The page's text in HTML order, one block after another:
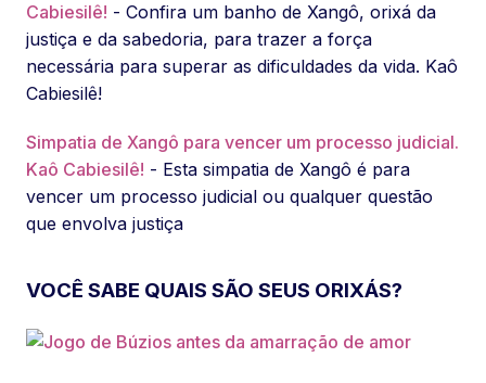
Cabiesilê! - Confira um banho de Xangô, orixá da
justiça e da sabedoria, para trazer a força
necessária para superar as dificuldades da vida. Kaô
Cabiesilê!
Simpatia de Xangô para vencer um processo judicial.
Kaô Cabiesilê! - Esta simpatia de Xangô é para
vencer um processo judicial ou qualquer questão
que envolva justiça
VOCÊ SABE QUAIS SÃO SEUS ORIXÁS?